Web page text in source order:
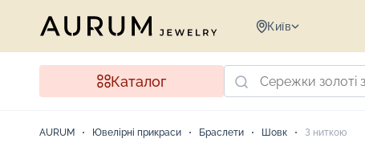
Київ
Каталог
AURUM Ювелірні прикраси Браслети Шовк З ниткою